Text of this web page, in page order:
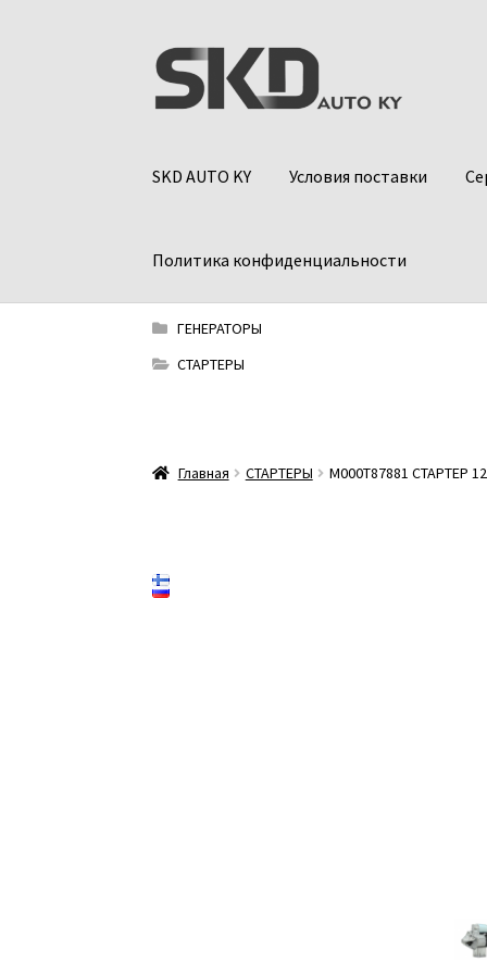
Перейти
к
навигации
Перейти
к
содержимому
SKD AUTO KY Условия поставки
Политика конфиденциальности
ГЕНЕРАТОРЫ
СТАРТЕРЫ
Главная СТАРТЕРЫ M000T87881 СТАРТЕР